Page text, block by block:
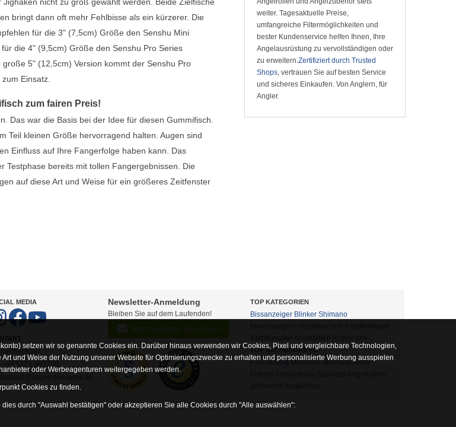
bringt dann oft mehr Fehlbisse als ein kürzerer. Die
für die 3" (7,5cm) Größe den Senshu Mini
die 4" (9,5cm) Größe den Senshu Pro Series
5" (12,5cm) Version kommt der Senshu Pro
Einsatz.
zum fairen Preis!
Das war die Basis bei der Idee für diesen Gummifisch.
Teil kleinen Größe hervorragend halten. Augen sind
Einfluss auf Ihre Fangerfolge haben kann. Das
bereits mit tollen Fangergebnissen. Die
auf diese Art und Weise für ein größeres Zeitfenster
weiter. Tagesaktuelle Preise,
umfangreiche Filtermöglichkeiten und
bester Kundenservice helfen Ihnen, Ihre
Angelausrüstung zu vervollständigen oder
zu erweitern.Zertifiziert durch Trusted
Shops, vertrauen Sie auf besten Service
und sicheres Einkaufen. Von Anglern, für
Angler.
MEDIA Newsletter-Anmeldung
Bleiben Sie auf dem Laufenden!
Jetzt Newsletter abonnieren
TOP KATEGORIEN
Bissanzeiger Blinker Shimano
TOP SUCHBEGRIFFE
Forellenteig Multirolle Shimano Rolle
setzen wir so genannte Cookies ein. Darüber hinaus verwenden wir Cookies, Pixel und vergleichbare Technologien,
und Weise der Nutzung unserer Website für Optimierungszwecke zu erhalten und personalisierte Werbung ausspielen
oder Werbeagenturen weitergegeben werden.
Cookies zu finden.
durch "Auswahl bestätigen" oder akzeptieren Sie alle Cookies durch "Alle auswählen":